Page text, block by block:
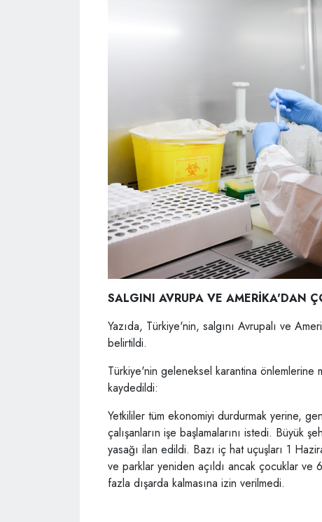
SALGINI AVRUPA VE AMERİKA'DAN
Yazıda, Türkiye'nin, salgını Avrupalı ve
belirtildi.
Türkiye'nin geleneksel karantina
kaydedildi:
Yetkililer tüm ekonomiyi durdurmak yerine,
çalışanların işe başlamalarını istedi. Büyük
yasağı ilan edildi. Bazı iç hat uçuşları 1
ve parklar yeniden açıldı ancak çocuklar ve
fazla dışarda kalmasına izin verilmedi.